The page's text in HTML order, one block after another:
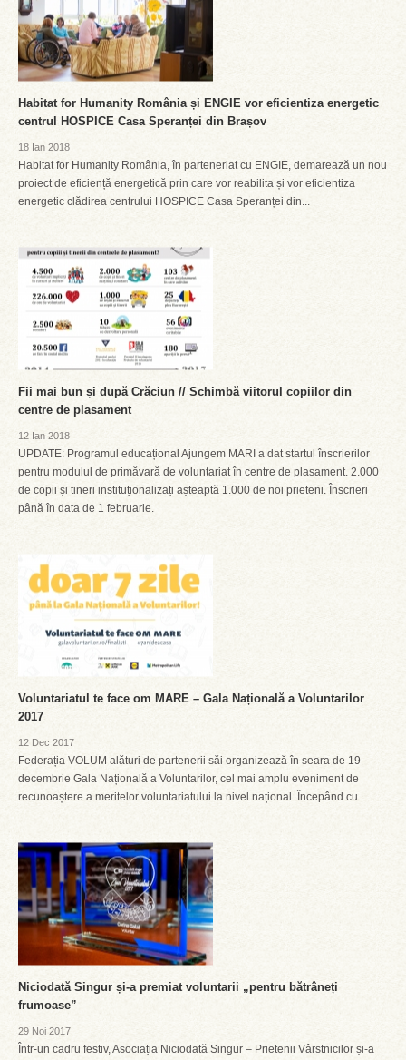
Habitat for Humanity România și ENGIE vor eficientiza energetic
centrul HOSPICE Casa Speranței din Brașov
18 Ian 2018
Habitat for Humanity România, în parteneriat cu ENGIE, demarează un nou
proiect de eficiență energetică prin care vor reabilita și vor eficientiza
energetic clădirea centrului HOSPICE Casa Speranței din...
Fii mai bun și după Crăciun // Schimbă viitorul copiilor din
centre de plasament
12 Ian 2018
UPDATE: Programul educațional Ajungem MARI a dat startul înscrierilor
pentru modulul de primăvară de voluntariat în centre de plasament. 2.000
de copii și tineri instituționalizați așteaptă 1.000 de noi prieteni. Înscrieri
până în data de 1 februarie.
Voluntariatul te face om MARE – Gala Națională a Voluntarilor
2017
12 Dec 2017
Federația VOLUM alături de partenerii săi organizează în seara de 19
decembrie Gala Națională a Voluntarilor, cel mai amplu eveniment de
recunoaștere a meritelor voluntariatului la nivel național. Începând cu...
Niciodată Singur și-a premiat voluntarii „pentru bătrâneți
frumoase”
29 Noi 2017
Într-un cadru festiv, Asociația Niciodată Singur – Prietenii Vârstnicilor și-a